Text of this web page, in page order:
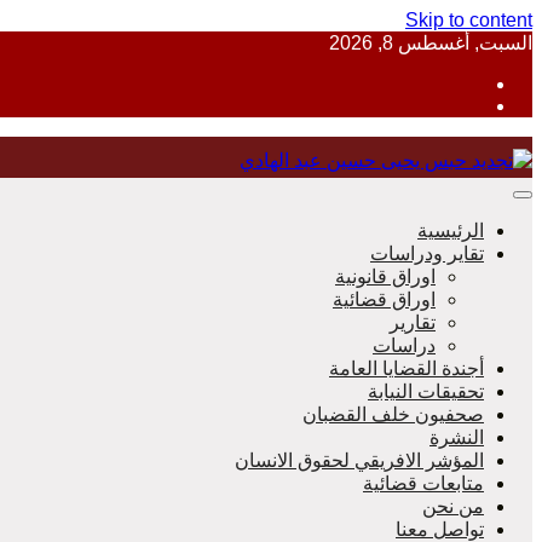
Skip to content
السبت, أغسطس 8, 2026
منظمة حقوقية مصرية تدافع عن حقوق الانسان
الرئيسية
تقاير ودراسات
اوراق قانونية
اوراق قضائية
تقارير
دراسات
أجندة القضايا العامة
تحقيقات النيابة
صحفيون خلف القضبان
النشرة
المؤشر الافريقي لحقوق الانسان
متابعات قضائية
من نحن
تواصل معنا